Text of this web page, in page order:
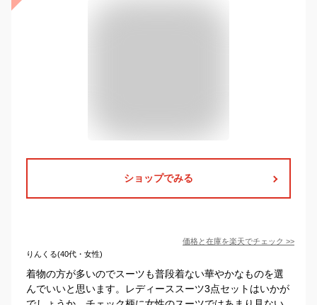
ショップでみる
価格と在庫を楽天でチェック >>
りんくる(40代・女性)
着物の方が多いのでスーツも普段着ない華やかなものを選
んでいいと思います。レディーススーツ3点セットはいかが